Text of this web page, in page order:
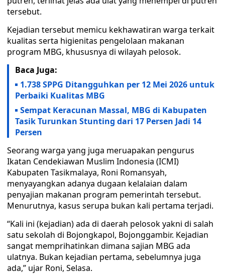
tersebut.
Kejadian tersebut memicu kekhawatiran warga terkait
kualitas serta higienitas pengelolaan makanan
program MBG, khususnya di wilayah pelosok.
Baca Juga:
1.738 SPPG Ditangguhkan per 12 Mei 2026 untuk
Perbaiki Kualitas MBG
Sempat Keracunan Massal, MBG di Kabupaten
Tasik Turunkan Stunting dari 17 Persen Jadi 14
Persen
Seorang warga yang juga meruapakan pengurus
Ikatan Cendekiawan Muslim Indonesia (ICMI)
Kabupaten Tasikmalaya, Roni Romansyah,
menyayangkan adanya dugaan kelalaian dalam
penyajian makanan program pemerintah tersebut.
Menurutnya, kasus serupa bukan kali pertama terjadi.
“Kali ini (kejadian) ada di daerah pelosok yakni di salah
satu sekolah di Bojongkapol, Bojonggambir. Kejadian
sangat memprihatinkan dimana sajian MBG ada
ulatnya. Bukan kejadian pertama, sebelumnya juga
ada,” ujar Roni, Selasa.